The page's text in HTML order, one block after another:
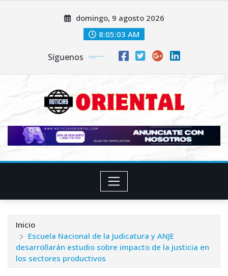
domingo, 9 agosto 2026
8:05:04 AM
Síguenos
Inicio
Escuela Nacional de la Judicatura y ANJE
desarrollarán estudio sobre impacto de la justicia en
los sectores productivos